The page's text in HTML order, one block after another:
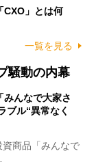
CXO」とは何
一覧を見る
騒動の内幕
みんなで大家さ
ブル“異常なく
商品「みんなで